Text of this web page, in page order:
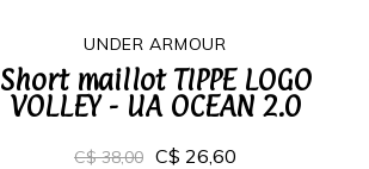
UNDER ARMOUR
Short maillot TIPPE LOGO
VOLLEY - UA OCEAN 2.0
C$ 38,00 C$ 26,60